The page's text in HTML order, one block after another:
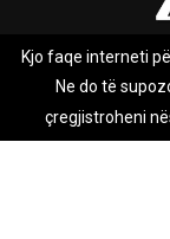
Rreth nesh
Zhurnal.mk është
Kjo faqe interneti
Ne do të
çregjistroheni